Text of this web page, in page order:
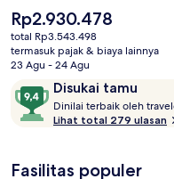
kebugaran adalah
traveler terkesan dengan staf.
Harga
saat
ini
Rp2.930.478
Rp2.930.478
total Rp3.543.498
termasuk pajak & biaya lainnya
23 Agu - 24 Agu
Ulasan Disukai tamu
9,4
dari
10,
tamu
Dinilai terbaik oleh
Lihat total 279 ulasan
Fasilitas populer